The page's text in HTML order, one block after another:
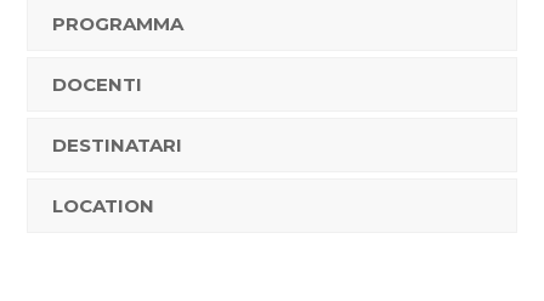
PROGRAMMA
DOCENTI
DESTINATARI
LOCATION